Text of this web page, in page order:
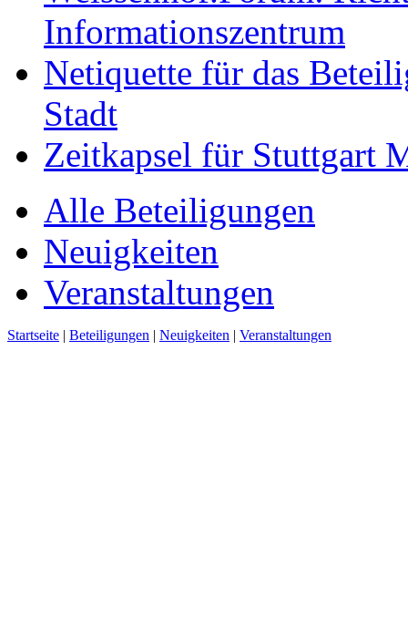
Informationszentrum
Netiquette für das
Stadt
Zeitkapsel für Stuttgart
Alle Beteiligungen
Neuigkeiten
Veranstaltungen
Startseite | Beteiligungen | Neuigkeiten | Veranstaltungen